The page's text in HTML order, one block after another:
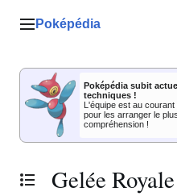
Menu principal
Poképédia
Poképédia subit
techniques !
L'équipe est au
pour les arranger le
compréhension !
Basculer la table des
Gelée